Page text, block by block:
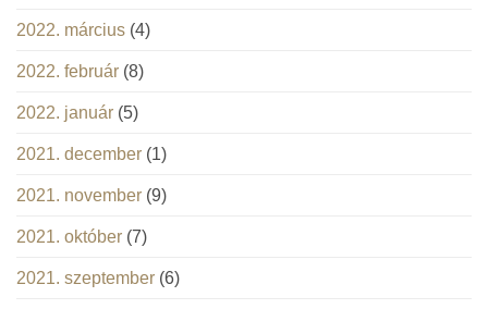
2022. március (4)
2022. február (8)
2022. január (5)
2021. december (1)
2021. november (9)
2021. október (7)
2021. szeptember (6)